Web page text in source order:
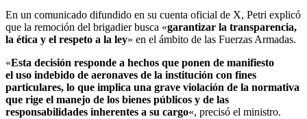
En un comunicado difundido en su cuenta oficial de X, Petri explicó
que la remoción del brigadier busca «garantizar la transparencia,
la ética y el respeto a la ley» en el ámbito de las Fuerzas Armadas.
«Esta decisión responde a hechos que ponen de manifiesto
el uso indebido de aeronaves de la institución con fines
particulares, lo que implica una grave violación de la normativa
que rige el manejo de los bienes públicos y de las
responsabilidades inherentes a su cargo«, precisó el ministro.